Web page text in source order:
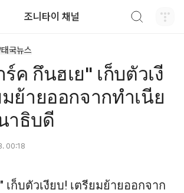
조니타이 채널
국뉴스
ค กึนฮเย" เก็บตัวเงี
มย้ายออกจากทำเนีย
าธิบดี
00:18
เก็บตัวเงียบ! เตรียมย้ายออกจาก